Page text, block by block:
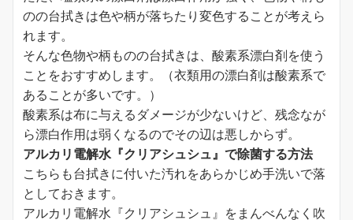
のの台拭きは色や柄が落ちたり変色することが考えら
れます。
そんな色物や柄ものの台拭きは、酸素系漂白剤を使う
ことをおすすめします。（衣類用の漂白剤は酸素系で
あることが多いです。）
酸素系は布に与えるダメージが少ないけど、残念なが
ら漂白作用は弱くなるのでその辺は悪しからず。
アルカリ電解水『クリアシュシュ』で除菌する方法
こちらも台拭きに付いた汚れをあらかじめ手洗いで落
としておきます。
アルカリ電解水『クリアシュシュ』をまんべんなく吹